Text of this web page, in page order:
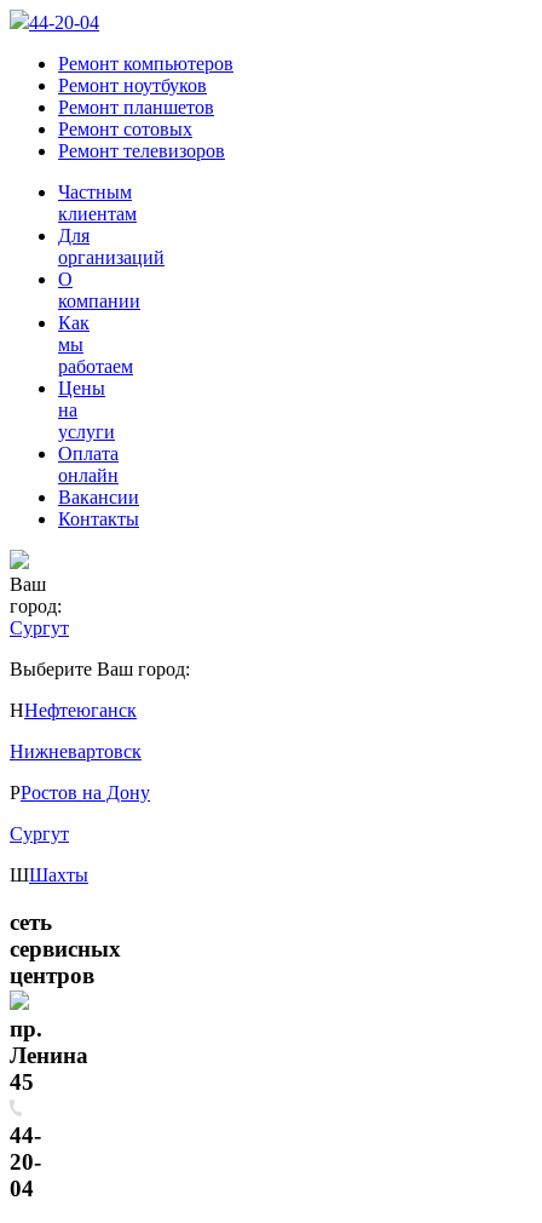
44-20-04
Ремонт компьютеров
Ремонт ноутбуков
Ремонт планшетов
Ремонт сотовых
Ремонт телевизоров
Частным
клиентам
Для
организаций
О
компании
Как
мы
работаем
Цены
на
услуги
Оплата
онлайн
Вакансии
Контакты
Ваш
город:
Сургут
Выберите Ваш город:
ННефтеюганск
Нижневартовск
РРостов на Дону
Сургут
ШШахты
сеть
сервисных
центров
пр.
Ленина
45
44-
20-
04